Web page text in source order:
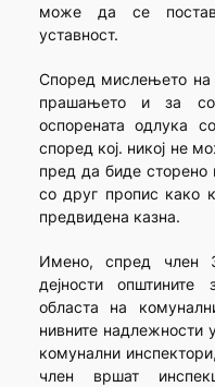
може да се
уставност.
Според мислењето на
прашањето и за
оспорената одлука
според кој. никој не
пред да биде сторено
со друг пропис како
предвидена казна.
Имено, спред член
дејности
областа на
нивните надлежности
комунални
член вршат